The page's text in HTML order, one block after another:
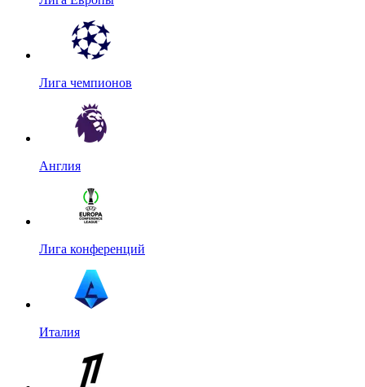
Лига чемпионов
Англия
Лига конференций
Италия